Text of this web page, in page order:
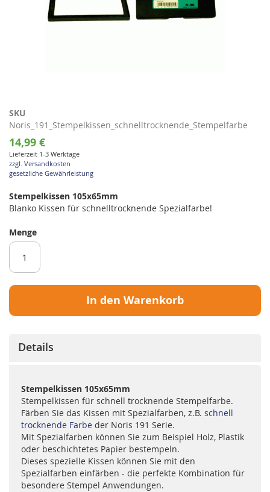
Zum
Anfang
der
Bildgalerie
springen
SKU
Noris_191_Stempelkissen_schnelltrocknende_Stempelfarbe
14,99 €
Lieferzeit 1-3 Werktage
zzgl. Versandkosten
gesetzliche Gewährleistung
Stempelkissen 105x65mm
Blanko Kissen für schnelltrocknende Spezialfarbe!
Menge
In den Warenkorb
Details
Stempelkissen 105x65mm
Stempelkissen für schnell trocknende Stempelfarbe.
Färben Sie das Kissen mit Spezialfarben, z.B. schnell
trocknende Farbe der Noris 191 Serie.
Mit Spezialfarben können Sie zum Beispiel Holz, Plastik
oder beschichtetes Papier bestempeln.
Dieses spezielle Kissen können Sie mit den
Spezialfarben einfärben - die perfekte Kombination für
besondere Stempel Anwendungen.